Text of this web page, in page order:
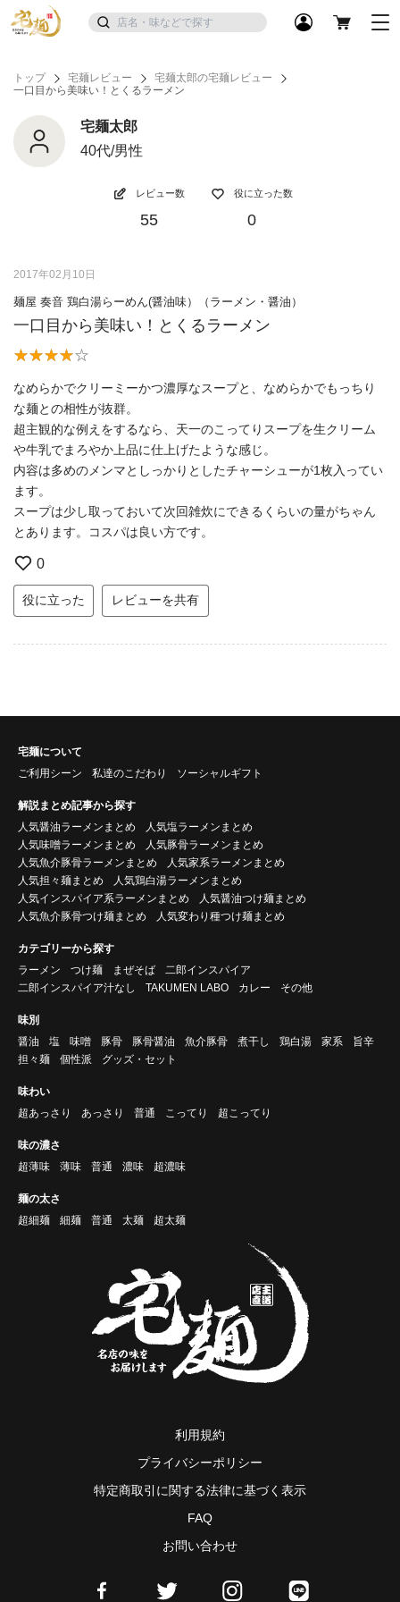
トップ 宅麺レビュー
宅麺太郎の宅麺レビュー
一口目から美味い！とくるラーメン
宅麺太郎
40代/男性
レビュー数
55
役に立った数
0
2017年02月10日
麺屋 奏音 鶏白湯らーめん(醤油味）（ラーメン・醤油）
一口目から美味い！とくるラーメン
なめらかでクリーミーかつ濃厚なスープと、なめらかでもっちり
な麺との相性が抜群。
超主観的な例えをするなら、天一のこってりスープを生クリーム
や牛乳でまろやか上品に仕上げたような感じ。
内容は多めのメンマとしっかりとしたチャーシューが1枚入ってい
ます。
スープは少し取っておいて次回雑炊にできるくらいの量がちゃん
とあります。コスパは良い方です。
0
役に立った レビューを共有
宅麺について
ご利用シーン
私達のこだわり ソーシャルギフト
解説まとめ記事から探す
人気醤油ラーメンまとめ
人気塩ラーメンまとめ
人気味噌ラーメンまとめ
人気豚骨ラーメンまとめ
人気魚介豚骨ラーメンまとめ
人気家系ラーメンまとめ
人気担々麺まとめ
人気鶏白湯ラーメンまとめ
人気インスパイア系ラーメンまとめ
人気醤油つけ麺まとめ
人気魚介豚骨つけ麺まとめ
人気変わり種つけ麺まとめ
カテゴリーから探す
ラーメン
つけ麺 まぜそば
二郎インスパイア
二郎インスパイア汁なし
TAKUMEN LABO カレー その他
味別
醤油
塩 味噌 豚骨 豚骨醤油 魚介豚骨 煮干し 鶏白湯 家系
旨辛
担々麺
個性派 グッズ・セット
味わい
超あっさり
あっさり 普通 こってり 超こってり
味の濃さ
超薄味
薄味 普通 濃味 超濃味
麺の太さ
超細麺
細麺 普通 太麺 超太麺
利用規約
プライバシーポリシー
特定商取引に関する法律に基づく表示
FAQ
お問い合わせ